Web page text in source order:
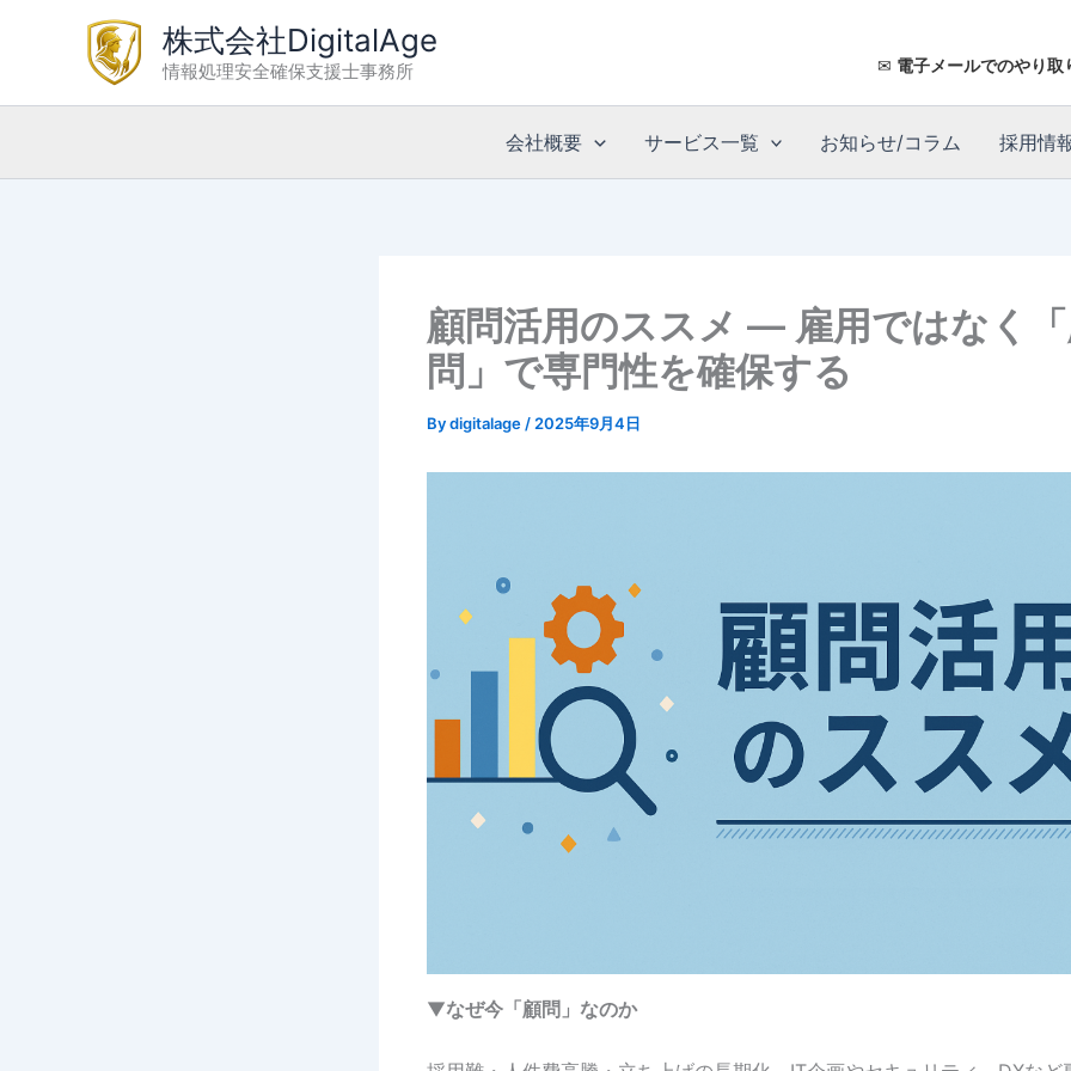
ス
株式会社DigitalAge
情報処理安全確保支援士事務所 ✉ 電子メールでのやり
会社概要 サービス一覧 お知らせ/コラム 採用情
顧問活用のススメ ― 雇用ではなく
問」で専門性を確保する
Bydigitalage / 2025年9月4日
▼なぜ今「顧問」なのか